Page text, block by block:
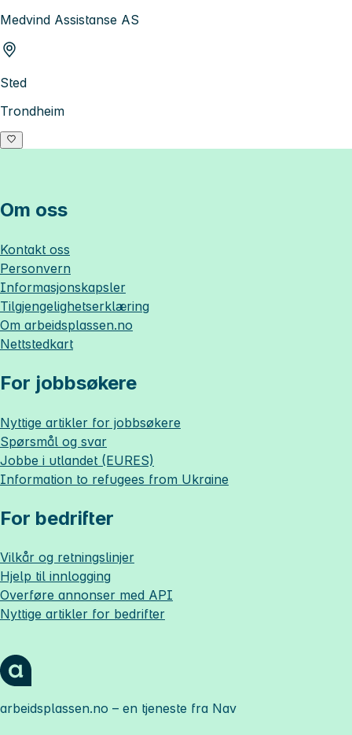
Medvind Assistanse AS
Sted
Trondheim
Om oss
Kontakt oss
Personvern
Informasjonskapsler
Tilgjengelighetserklæring
Om arbeidsplassen.no
Nettstedkart
For jobbsøkere
Nyttige artikler for jobbsøkere
Spørsmål og svar
Jobbe i utlandet (EURES)
Information to refugees from Ukraine
For bedrifter
Vilkår og retningslinjer
Hjelp til innlogging
Overføre annonser med API
Nyttige artikler for bedrifter
arbeidsplassen.no – en tjeneste fra Nav